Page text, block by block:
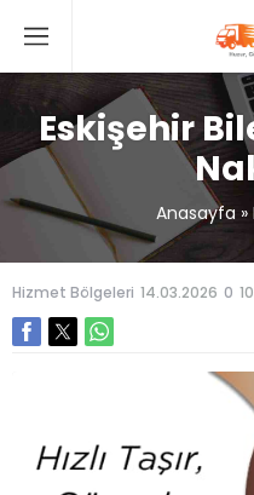
Eskişehir
Anasayfa»
Hizmet Bölgeleri 14.03.2026 0